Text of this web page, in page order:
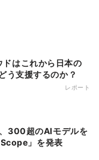
う支援するのか？
レポート
300超のAIモデルを
」を発表